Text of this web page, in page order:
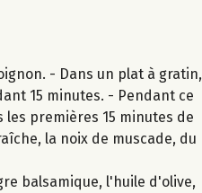
- Dans un plat à gratin,
15 minutes. - Pendant ce
premières 15 minutes de
la noix de muscade, du
balsamique, l'huile d'olive,